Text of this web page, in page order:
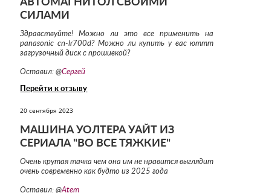
АВТОМАГНИТОЛ СВОИМИ
СИЛАМИ
Здравствуйте! Можно ли это все применить на
panasonic cn-lr700d? Можно ли купить у вас юттт
загрузочный диск с прошивкой?
Оставил: @Сергей
Перейти к отзыву
20 сентября 2023
МАШИНА УОЛТЕРА УАЙТ ИЗ
СЕРИАЛА "ВО ВСЕ ТЯЖКИЕ"
Очень крутая тачка чем она им не нравится выглядит
очень современно как будто из 2025 года
Оставил: @Atem